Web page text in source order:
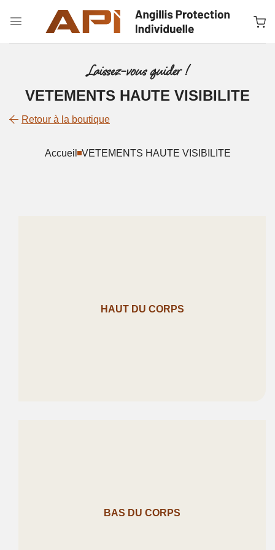
Laissez-vous guider !
VETEMENTS HAUTE VISIBILITE
Retour à la boutique
Accueil VETEMENTS HAUTE VISIBILITE
HAUT DU CORPS
BAS DU CORPS